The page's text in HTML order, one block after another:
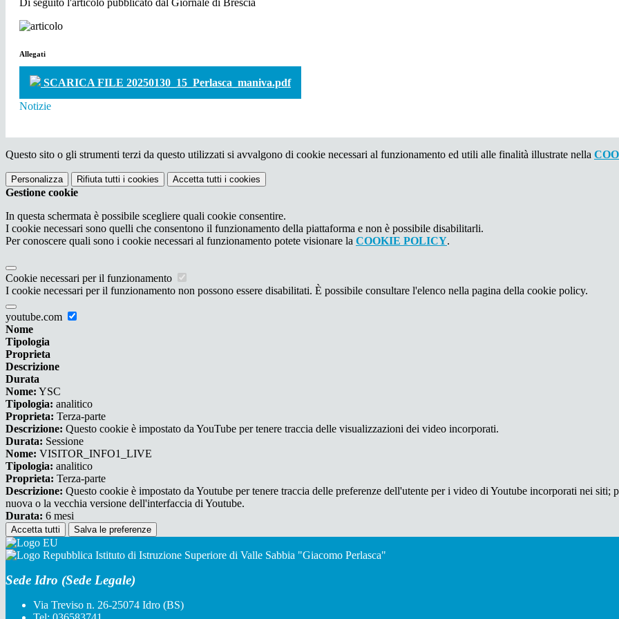
Di seguito l'articolo pubblicato dal Giornale di Brescia
Allegati
SCARICA FILE 20250130_15_Perlasca_maniva.pdf
Notizie
Questo sito o gli strumenti terzi da questo utilizzati si avvalgono di cookie necessari al funzionamento ed utili alle finalità illustrate nella
Personalizza Rifiuta tutti i cookies Accetta tutti i cookies
Gestione cookie
In questa schermata è possibile scegliere quali cookie consentire.
I cookie necessari sono quelli che consentono il funzionamento della piattaforma e non è possibile disabilitarli.
Per conoscere quali sono i cookie necessari al funzionamento potete visionare la COOKIE POLICY.
Cookie necessari per il funzionamento
I cookie necessari per il funzionamento non possono essere disabilitati. È possibile consultare l'elenco nella pagina della cookie policy.
youtube.com
Nome
Tipologia
Proprieta
Descrizione
Durata
Nome: YSC
Tipologia: analitico
Proprieta: Terza-parte
Descrizione: Questo cookie è impostato da YouTube per tenere traccia delle visualizzazioni dei video incorporati.
Durata: Sessione
Nome: VISITOR_INFO1_LIVE
Tipologia: analitico
Proprieta: Terza-parte
Descrizione: Questo cookie è impostato da Youtube per tenere traccia delle preferenze dell'utente per i video di Youtube incorporati nei
nuova o la vecchia versione dell'interfaccia di Youtube.
Durata: 6 mesi
Accetta tutti Salva le preferenze
Istituto di Istruzione Superiore di Valle Sabbia "Giacomo Perlasca"
Sede Idro (Sede Legale)
Via Treviso n. 26-25074 Idro (BS)